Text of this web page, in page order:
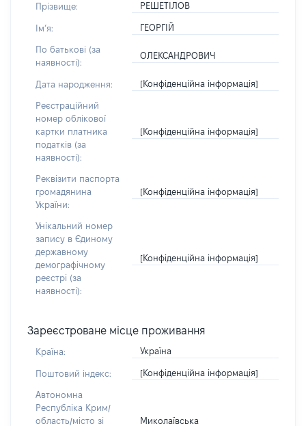
Прізвище: РЕШЕТІЛОВ
Імʼя: ГЕОРГІЙ
По батькові (за
наявності):
ОЛЕКСАНДРОВИЧ
Дата народження: [Конфіденційна інформація]
Реєстраційний
номер облікової
картки платника
податків (за
наявності):
[Конфіденційна інформація]
Реквізити паспорта
громадянина
України:
[Конфіденційна інформація]
Унікальний номер
запису в Єдиному
державному
демографічному
реєстрі (за
наявності):
[Конфіденційна інформація]
Зареєстроване місце проживання
Країна: Україна
Поштовий індекс: [Конфіденційна інформація]
Автономна
Республіка Крим/
область/місто зі
Миколаївська